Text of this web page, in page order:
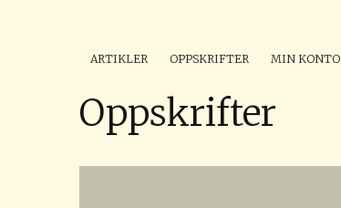
ARTIKLER OPPSKRIFTER MIN KONTO
Oppskrifter